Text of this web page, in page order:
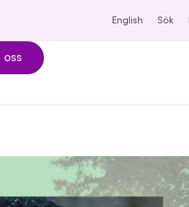
English Sök
oss